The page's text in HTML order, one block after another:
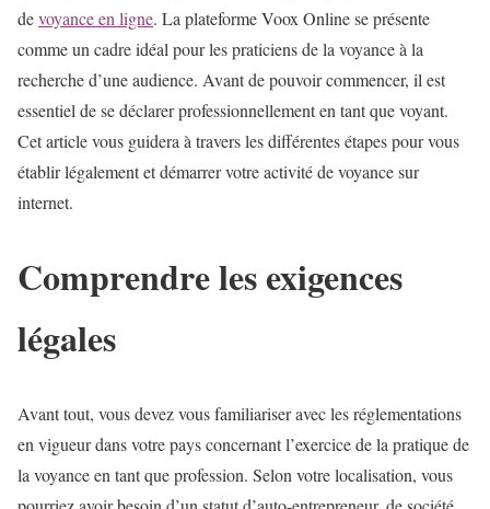
devoyance en ligne. La plateforme Voox Online se présente
comme un cadre idéal pour les praticiens de la voyance à la
recherche d’une audience. Avant de pouvoir commencer, il est
essentiel de se déclarer professionnellement en tant que voyant.
Cet article vous guidera à travers les différentes étapes pour vous
établir légalement et démarrer votre activité de voyance sur
internet.
Comprendre les exigences
légales
Avant tout, vous devez vous familiariser avec les réglementations
en vigueur dans votre pays concernant l’exercice de la pratique de
la voyance en tant que profession. Selon votre localisation, vous